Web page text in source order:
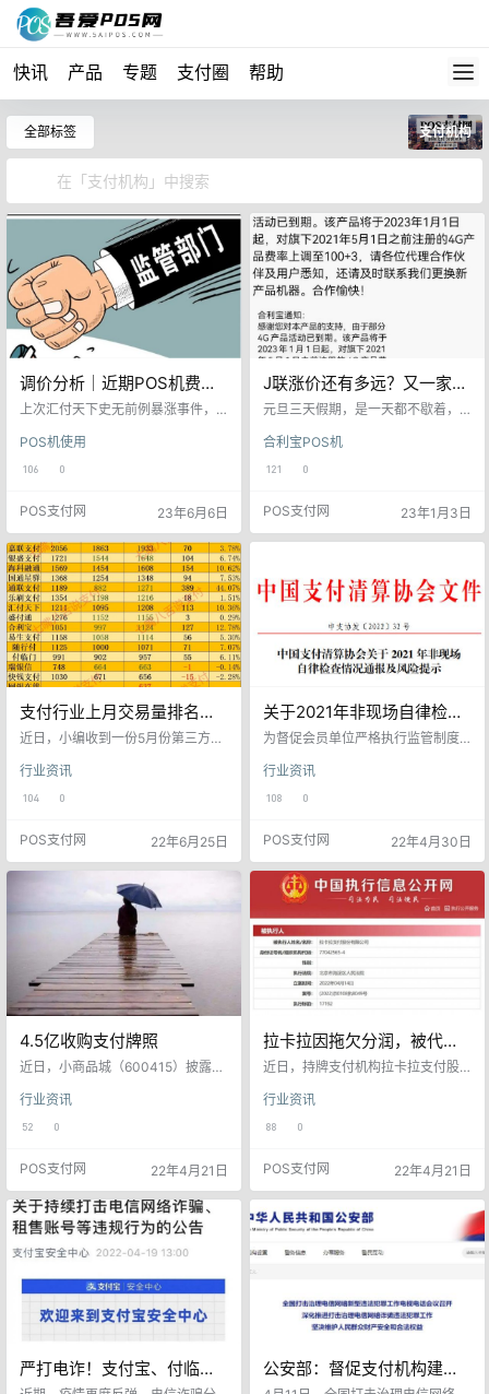
快讯 产品 专题 支付圈 帮助
全部标签 支付机构
调价分析│近期POS机费率
疯狂式涨价背后是什么原
上次汇付天下史无前例暴涨事件，
机费率上涨了，“以前1万元收五十几
层层压制。这个其中涉及多方利
益，涉及面很广，影响也很大。 调
价的缘由 2月份，付X门就因“违反清
算管理规定、违反特约商户实名制
管理规定、违反备付金管理规定。”
被央行没收违法所得11.95万元，罚
款504万元。并且…
POS机使用
106 0
POS支付网 23年6月6日
J联涨价还有多远？又一家支
付机构费率上调至万
元旦三天假期，是一天都不歇着，
户费率！其中上调费率跨度最大的
费率上调至万100+3！ 至此，“追
偿”榜上有名的支付机构，不论是包
备涨价工作，不过真涨价，影响力
将会比其他支付公司大的多，不仅
合利宝POS机
121 0
POS支付网 23年1月3日
支付行业上月交易量排名
TOP20出炉
近日，小编收到一份5月份第三方支
量，含借记卡，不含支付宝、微
司（含银联商务）进入该排名。从
高。该排名清晰的展现了5月份主流
支付公司的交易量的变化，支付行
们可以发现，银联商务、拉卡拉、
嘉联、银盛、海科、国通、通联等
分列前六。通过对比4月份交易量，
我们发现本次交易量排名大部分支
付公…
行业资讯
104 0
POS支付网 22年6月25日
关于2021年非现场自律检查
情况通报及风险提示
为督促会员单位严格执行监管制度
务开展中存在的风险隐患， 协会于
行、 支付机构和外包机构的非现场
秩序， 现将检查中发现的主要问题
予以通报并进行风险提示。一、 检
查发现的主要问题（一） 未填报非
现场检查指标2021年9月， 协会向7
41家单位（ 支付机构 214 家，银行
167家，外包机构360 …
行业资讯
108 0
POS支付网 22年4月30日
4.5亿收购支付牌照
近日，小商品城（600415）披露20
购进展，提及支付牌照在履行交割
亿其他非流动资产系，相关情况说
款”。 其他非流动资产明细显示，包
括预付土地出让金1.38亿余元、预付
改造工程及装修租金款568万元，以
及预付股权转让对价款6739万余
告，拟与海尔集团（青…
行业资讯
52 0
POS支付网 22年4月21日
拉卡拉因拖欠分润，被代理
商起诉而成为被执行人
近日，持牌支付机构拉卡拉支付股
列为被执行人。据案号“(2022)京01
人民法院于2022年4月14日将拉卡
人，执行标的17192元。 据知情人
士透露，本次拉卡拉被法院列入被
活美业文化艺术有限公司存在相关
服务合同纠纷有关。 原告（反诉被
告）：北京新生活美业文化艺术有
行业资讯
88 0
POS支付网 22年4月21日
严打电诈！支付宝、付临
公安部：督促支付机构建立